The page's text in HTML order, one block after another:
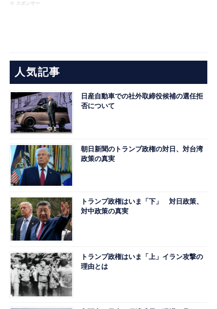
※ スポンサー
人気記事
日産自動車での社外取締役候補の選任拒
否について
朝日新聞のトランプ政権の対日、対台湾
政策の真実
トランプ政権はいま「下」 対日政策、
対中政策の真実
トランプ政権はいま「上」イラン攻撃の
理由とは